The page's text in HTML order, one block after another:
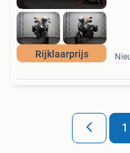
Rijklaarprijs
1